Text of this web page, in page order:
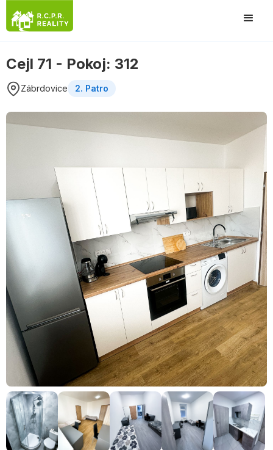
Cejl 71 - Pokoj: 312
Zábrdovice 2. Patro